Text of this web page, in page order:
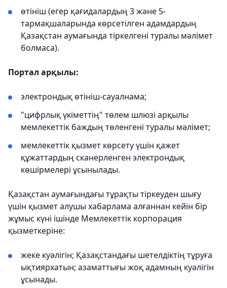
өтініш (егер қағидалардың 3 және 5-
тармақшаларында көрсетілген адамдардың
Қазақстан аумағында тіркелгені туралы мәлімет
болмаса).
Портал арқылы:
электрондық өтініш-сауалнама;
"цифрлық үкіметтің" төлем шлюзі арқылы
мемлекеттік баждың төленгені туралы мәлімет;
мемлекеттік қызмет көрсету үшін қажет
құжаттардың сканерленген электрондық
көшірмелері ұсынылады.
Қазақстан аумағындағы тұрақты тіркеуден шығу
үшін қызмет алушы хабарлама алғаннан кейін бір
жұмыс күні ішінде Мемлекеттік корпорация
қызметкеріне:
жеке куәлігін; Қазақстандағы шетелдіктің тұруға
ықтиярхатын; азаматтығы жоқ адамның куәлігін
ұсынады.